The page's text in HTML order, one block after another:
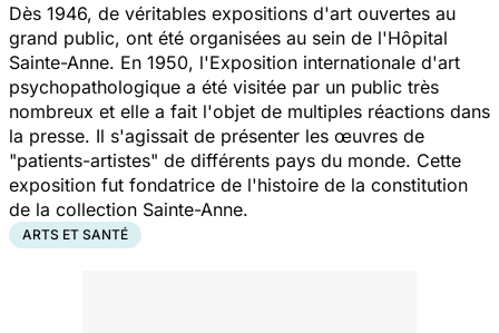
Dès 1946, de véritables expositions d'art ouvertes au
grand public, ont été organisées au sein de l'Hôpital
Sainte-Anne. En 1950, l'Exposition internationale d'art
psychopathologique a été visitée par un public très
nombreux et elle a fait l'objet de multiples réactions dans
la presse. Il s'agissait de présenter les œuvres de
"patients-artistes" de différents pays du monde. Cette
exposition fut fondatrice de l'histoire de la constitution
de la collection Sainte-Anne.
ARTS ET SANTÉ